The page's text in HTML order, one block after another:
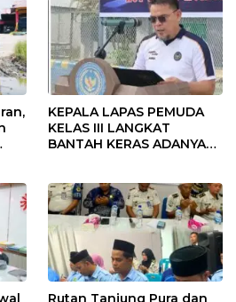
KEPALA LAPAS PEMUDA
KELAS III LANGKAT
BANTAH KERAS ADANYA
TENTANG SINDIKAT
PENIPU PENJUALAN EMAS
Rutan Tanjung Pura dan